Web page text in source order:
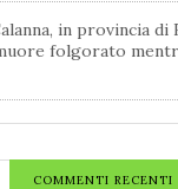
in provincia di
folgorato
COMMENTI RECENTI